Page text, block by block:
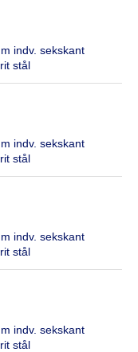
indv. sekskant
stål
indv. sekskant
stål
indv. sekskant
stål
indv. sekskant
stål